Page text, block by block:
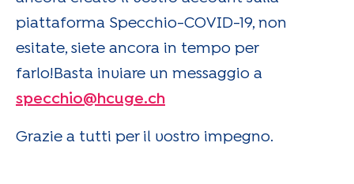
piattaforma Specchio-COVID-19, non
esitate, siete ancora in tempo per
farlo!Basta inviare un messaggio a
specchio@hcuge.ch
Grazie a tutti per il vostro impegno.